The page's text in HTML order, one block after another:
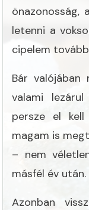
önazonosság,
letenni a
cipelem
Bár
valami
persze el kell
magam is
– nem
másfél év után.
Azonban